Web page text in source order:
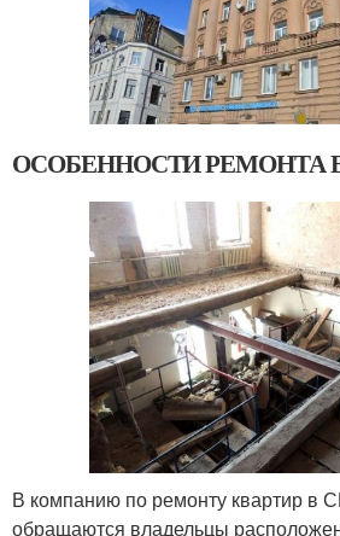
ОСОБЕННОСТИ РЕМОНТА
В компанию по ремонту квартир в
обращаются владельцы